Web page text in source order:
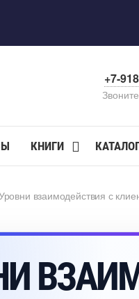
+7-
КНИГИ
взаимодействия с